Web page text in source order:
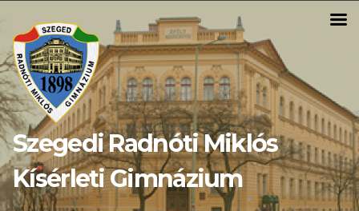
content
Szegedi Radnóti Miklós
Kísérleti Gimnázium